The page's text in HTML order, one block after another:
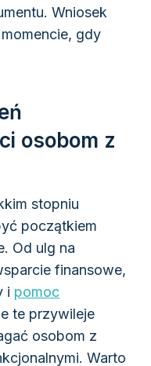
Wniosek
gdy
osobom z
stopniu
początkiem
Od ulg na
finansowe,
i pomoc
te przywileje
osobom z
Warto